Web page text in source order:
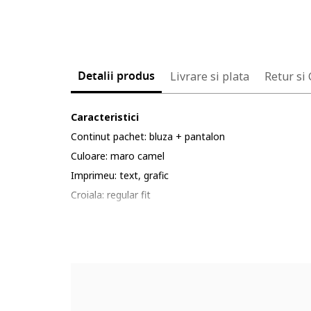
Detalii produs Livrare si plata Retur si
Caracteristici
Continut pachet: bluza + pantalon
Culoare: maro camel
Imprimeu: text, grafic
Croiala: regular fit